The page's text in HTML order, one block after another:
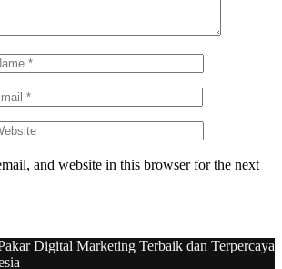
and website in this browser for the next
Digital Marketing Terbaik dan Terpercaya